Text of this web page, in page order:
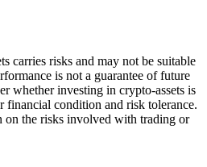
carries risks and may not be suitable
is not a guarantee of future
whether investing in crypto-assets is
condition and risk tolerance.
on the risks involved with trading or